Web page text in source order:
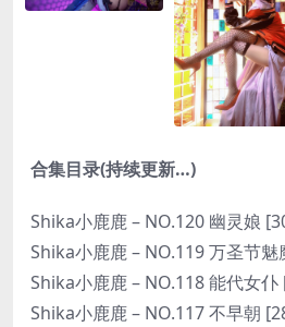
合集目录(持续更新…)
Shika小鹿鹿 – NO.120 幽灵娘
Shika小鹿鹿 – NO.119 万圣节
Shika小鹿鹿 – NO.118 能代女
Shika小鹿鹿 – NO.117 不早朝